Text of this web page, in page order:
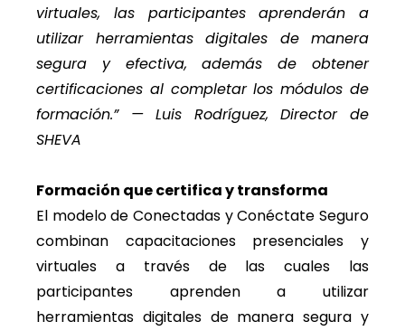
virtuales, las participantes aprenderán a
utilizar herramientas digitales de manera
segura y efectiva, además de obtener
certificaciones al completar los módulos de
formación.” — Luis Rodríguez, Director de
SHEVA
Formación que certifica y transforma
El modelo de Conectadas y Conéctate Seguro
combinan capacitaciones presenciales y
virtuales a través de las cuales las
participantes aprenden a utilizar
herramientas digitales de manera segura y